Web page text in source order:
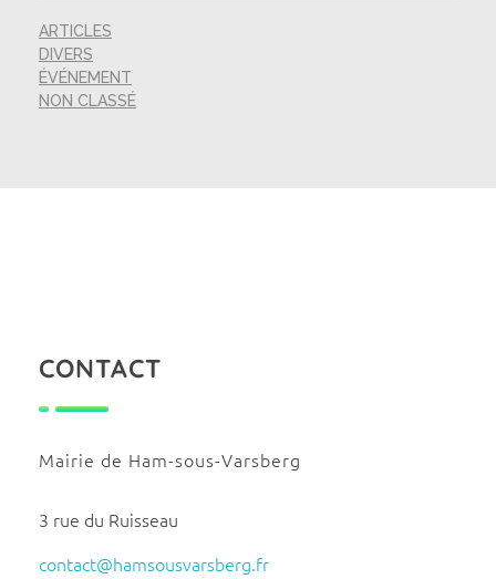
ARTICLES
DIVERS
ÉVÉNEMENT
NON CLASSÉ
CONTACT
Mairie de Ham-sous-Varsberg
3 rue du Ruisseau
contact@hamsousvarsberg.fr